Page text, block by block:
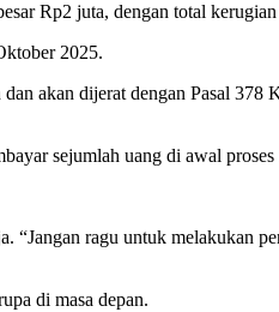
Rp2 juta, dengan total
2025.
akan dijerat dengan Pasal 378
sejumlah uang di awal proses
ragu untuk melakukan
di masa depan.